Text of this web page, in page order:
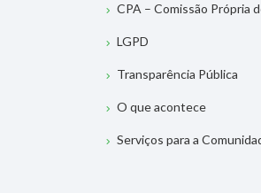
CPA – Comissão Própria
LGPD
Transparência Pública
O que acontece
Serviços para a